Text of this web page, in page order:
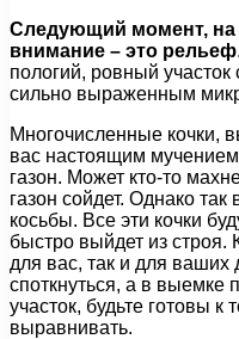
Следующий момент, на
внимание – это рельеф
пологий, ровный
сильно выраженным
Многочисленные кочки,
вас настоящим
газон. Может кто-то
газон сойдет. Однако
косьбы. Все эти кочки
быстро выйдет из строя.
для вас, так и для ваших
споткнуться, а в выемке
участок, будьте готовы к
выравнивать.